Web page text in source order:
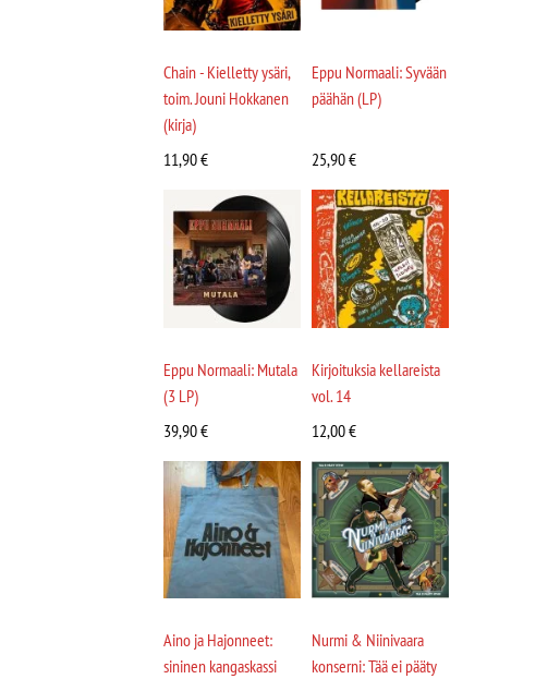
Chain - Kielletty ysäri,
toim. Jouni Hokkanen
(kirja)
11,90€
Eppu Normaali: Syvään
päähän (LP)
25,90€
Eppu Normaali: Mutala
(3 LP)
39,90€
Kirjoituksia kellareista
vol. 14
12,00€
Aino ja Hajonneet:
sininen kangaskassi
Nurmi & Niinivaara
konserni: Tää ei pääty